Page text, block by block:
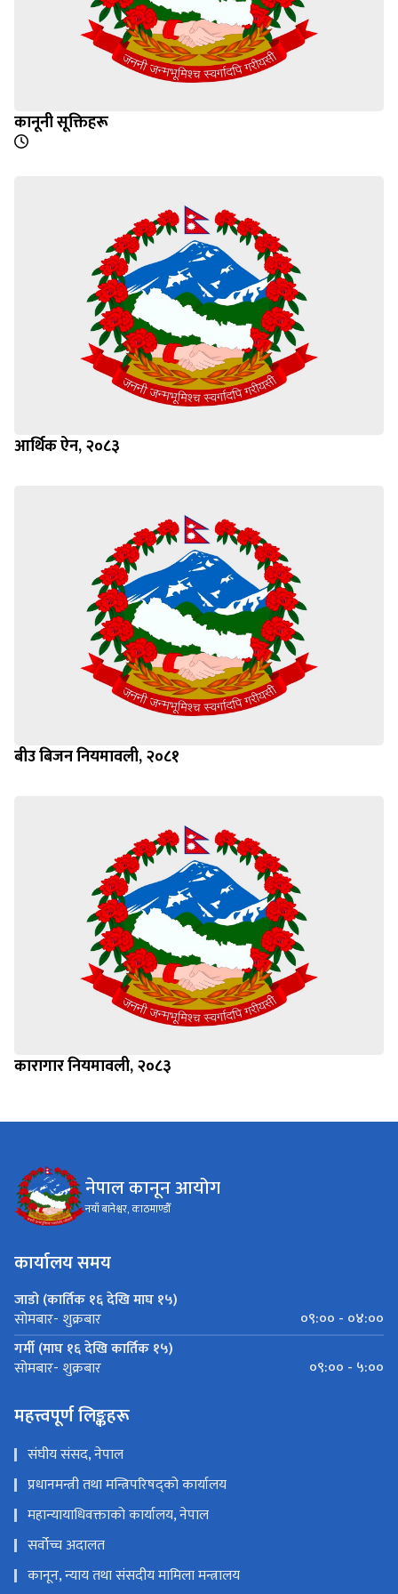
कानूनी सूक्तिहरू
आर्थिक ऐन, २०८३
बीउ बिजन नियमावली, २०८१
कारागार नियमावली, २०८३
नेपाल कानून आयोग
नयाँ बानेश्वर, काठमाण्डौँ
कार्यालय समय
जाडो (कार्तिक १६ देखि माघ १५)
सोमबार- शुक्रबार
०९:०० - ०४:००
गर्मी (माघ १६ देखि कार्तिक १५)
सोमबार- शुक्रबार ०९:०० - ५:००
महत्त्वपूर्ण लिङ्कहरू
संघीय संसद, नेपाल
प्रधानमन्त्री तथा मन्त्रिपरिषद्को कार्यालय
महान्यायाधिवक्ताको कार्यालय, नेपाल
सर्वोच्च अदालत
कानून, न्याय तथा संसदीय मामिला मन्त्रालय